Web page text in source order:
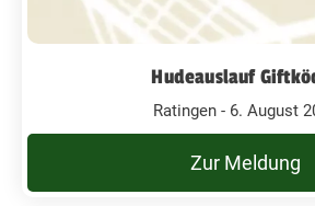
Hudeauslauf
Ratingen - 6. August
Zur Meldung